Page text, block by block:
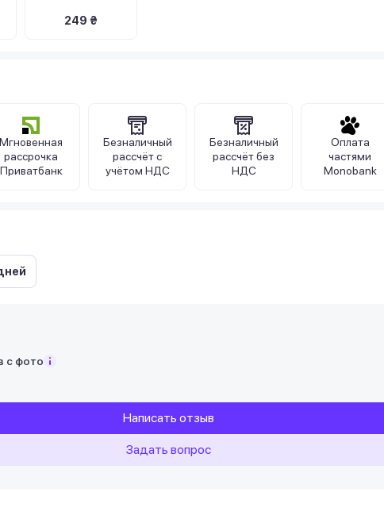
249 ₴
Мгновенная
рассрочка
Приватбанк
Безналичный
рассчёт с
учётом НДС
Безналичный
рассчёт без
НДС
Оплата
частями
Monobank
с фото
Написать отзыв
Задать вопрос